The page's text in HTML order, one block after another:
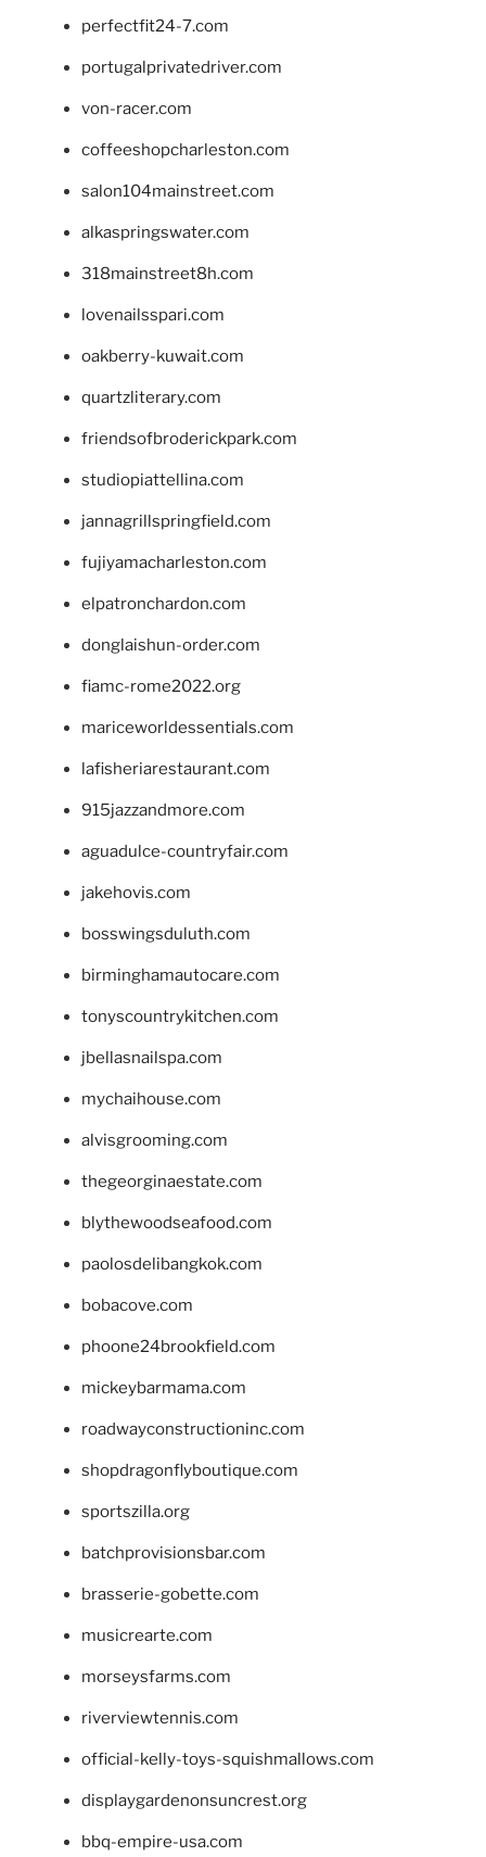
perfectfit24-7.com
portugalprivatedriver.com
von-racer.com
coffeeshopcharleston.com
salon104mainstreet.com
alkaspringswater.com
318mainstreet8h.com
lovenailsspari.com
oakberry-kuwait.com
quartzliterary.com
friendsofbroderickpark.com
studiopiattellina.com
jannagrillspringfield.com
fujiyamacharleston.com
elpatronchardon.com
donglaishun-order.com
fiamc-rome2022.org
mariceworldessentials.com
lafisheriarestaurant.com
915jazzandmore.com
aguadulce-countryfair.com
jakehovis.com
bosswingsduluth.com
birminghamautocare.com
tonyscountrykitchen.com
jbellasnailspa.com
mychaihouse.com
alvisgrooming.com
thegeorginaestate.com
blythewoodseafood.com
paolosdelibangkok.com
bobacove.com
phoone24brookfield.com
mickeybarmama.com
roadwayconstructioninc.com
shopdragonflyboutique.com
sportszilla.org
batchprovisionsbar.com
brasserie-gobette.com
musicrearte.com
morseysfarms.com
riverviewtennis.com
official-kelly-toys-squishmallows.com
displaygardenonsuncrest.org
bbq-empire-usa.com